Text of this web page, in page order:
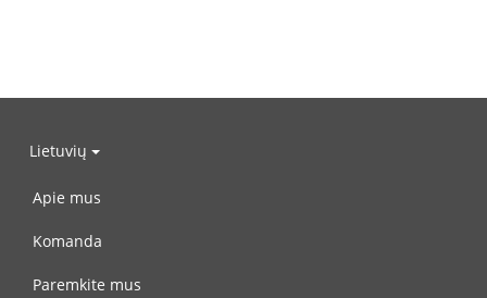
Lietuvių
Apie mus
Komanda
Paremkite mus